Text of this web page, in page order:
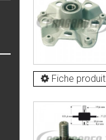
Fiche produit